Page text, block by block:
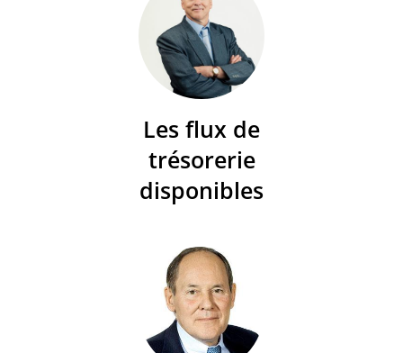
Les flux de
trésorerie
disponibles